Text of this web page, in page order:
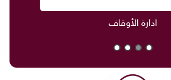
ادارة الأوقاف